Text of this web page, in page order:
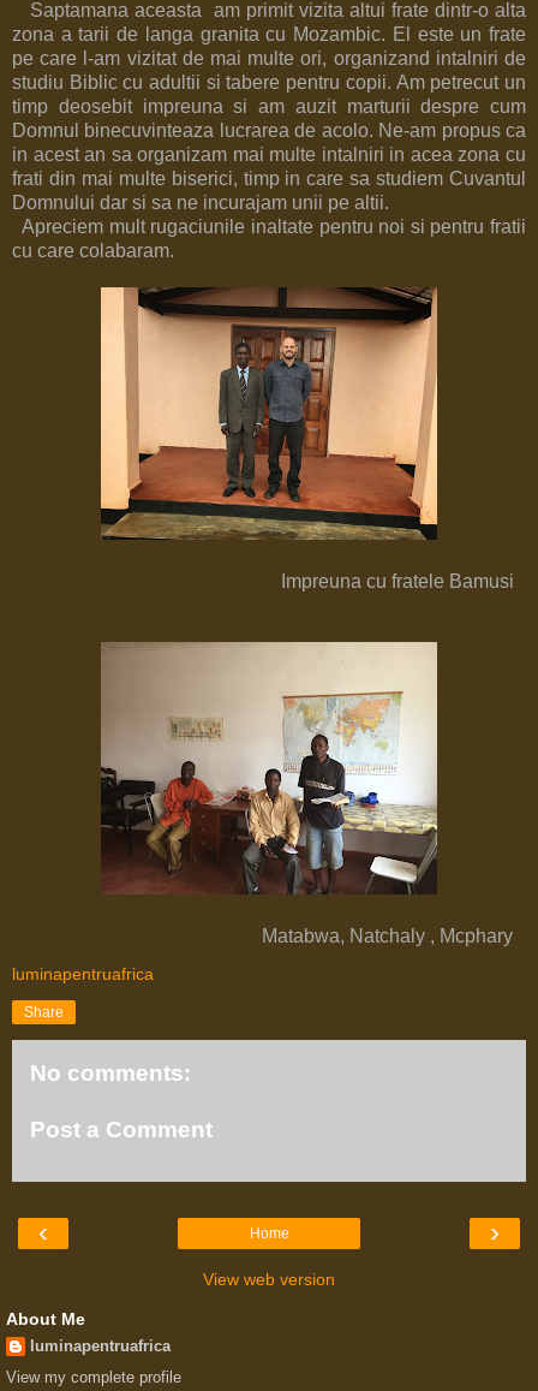
Saptamana aceasta am primit vizita altui frate dintr-o alta
zona a tarii de langa granita cu Mozambic. El este un frate
pe care l-am vizitat de mai multe ori, organizand intalniri de
studiu Biblic cu adultii si tabere pentru copii. Am petrecut un
timp deosebit impreuna si am auzit marturii despre cum
Domnul binecuvinteaza lucrarea de acolo. Ne-am propus ca
in acest an sa organizam mai multe intalniri in acea zona cu
frati din mai multe biserici, timp in care sa studiem Cuvantul
Domnului dar si sa ne incurajam unii pe altii.
Apreciem mult rugaciunile inaltate pentru noi si pentru fratii
cu care colabaram.
Impreuna cu fratele Bamusi
Matabwa, Natchaly , Mcphary
luminapentruafrica
Share
No comments:
Post a Comment
‹ ›
Home
View web version
About Me
luminapentruafrica
View my complete profile